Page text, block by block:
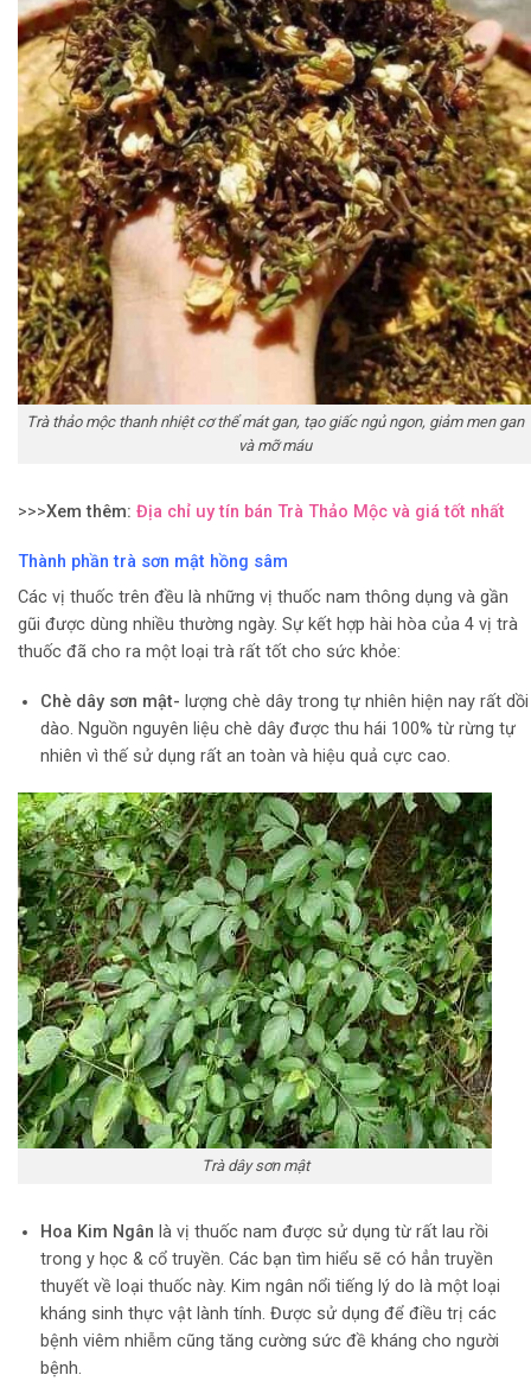
Trà thảo mộc thanh nhiệt cơ thể mát gan, tạo giấc ngủ ngon, giảm men gan
và mỡ máu
>>>Xem thêm: Địa chỉ uy tín bán Trà Thảo Mộc và giá tốt nhất
Thành phần trà sơn mật hồng sâm
Các vị thuốc trên đều là những vị thuốc nam thông dụng và gần
gũi được dùng nhiều thường ngày. Sự kết hợp hài hòa của 4 vị trà
thuốc đã cho ra một loại trà rất tốt cho sức khỏe:
Chè dây sơn mật- lượng chè dây trong tự nhiên hiện nay rất dồi
dào. Nguồn nguyên liệu chè dây được thu hái 100% từ rừng tự
nhiên vì thế sử dụng rất an toàn và hiệu quả cực cao.
Trà dây sơn mật
Hoa Kim Ngân là vị thuốc nam được sử dụng từ rất lau rồi
trong y học & cổ truyền. Các bạn tìm hiểu sẽ có hẳn truyền
thuyết về loại thuốc này. Kim ngân nổi tiếng lý do là một loại
kháng sinh thực vật lành tính. Được sử dụng để điều trị các
bệnh viêm nhiễm cũng tăng cường sức đề kháng cho người
bệnh.